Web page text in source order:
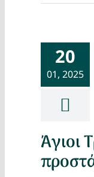
20
01, 2025
Άγιοι